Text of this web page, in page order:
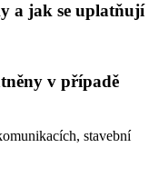
a jak se uplatňují
v případě
stavební